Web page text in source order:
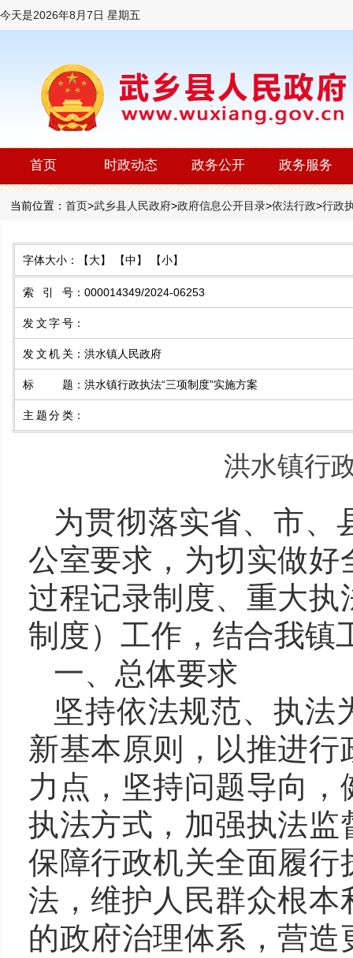
今天是2026年8月7日 星期五
首页 时政动态 政务公开 政务服务
当前位置： 首页>武乡县人民政府>政府信息公开目录>依法行政>行政
字体大小： 【大】 【中】 【小】
索 引 号 ： 000014349/2024-06253
发文字号 ：
发文机关 ： 洪水镇人民政府
标 题 ： 洪水镇行政执法“三项制度”实施方案
主题分类 ：
洪水镇行
为贯彻落实省、市、
公室要求，为切实做
过程记录制度、重大
制度）工作，结合我镇
一、总体要求
坚持依法规范、执法
新基本原则，以推进
力点，坚持问题导向
执法方式，加强执法
保障行政机关全面履
法，维护人民群众根
的政府治理体系，营